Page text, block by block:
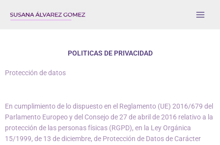
POLITICAS DE PRIVACIDAD
Protección de datos
En cumplimiento de lo dispuesto en el Reglamento (UE) 2016/679 del
Parlamento Europeo y del Consejo de 27 de abril de 2016 relativo a la
protección de las personas físicas (RGPD), en la Ley Orgánica
15/1999, de 13 de diciembre, de Protección de Datos de Carácter